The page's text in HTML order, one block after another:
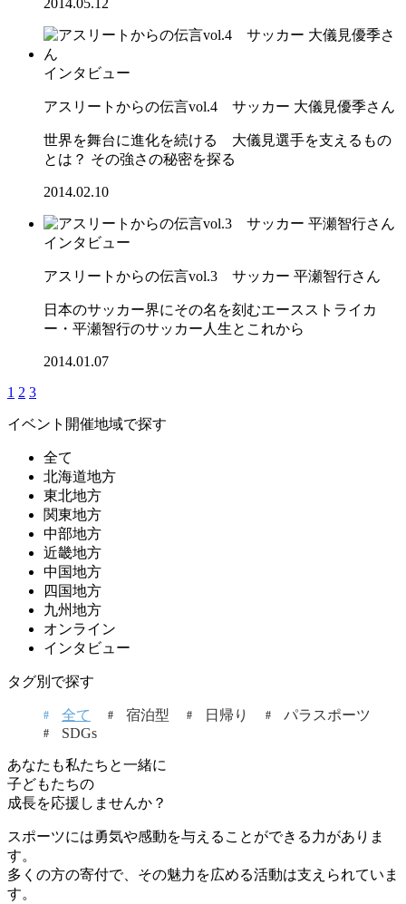
2014.05.12
インタビュー
アスリートからの伝言vol.4 サッカー 大儀見優季さん
世界を舞台に進化を続ける 大儀見選手を支えるもの
とは？ その強さの秘密を探る
2014.02.10
インタビュー
アスリートからの伝言vol.3 サッカー 平瀬智行さん
日本のサッカー界にその名を刻むエースストライカ
ー・平瀬智行のサッカー人生とこれから
2014.01.07
1 2 3
イベント開催地域で探す
全て
北海道地方
東北地方
関東地方
中部地方
近畿地方
中国地方
四国地方
九州地方
オンライン
インタビュー
タグ別で探す
全て 宿泊型 日帰り
パラスポーツ
SDGs
あなたも私たちと一緒に
子どもたちの
成長を応援しませんか？
スポーツには勇気や感動を与えることができる力がありま
す。
多くの方の寄付で、その魅力を広める活動は支えられていま
す。